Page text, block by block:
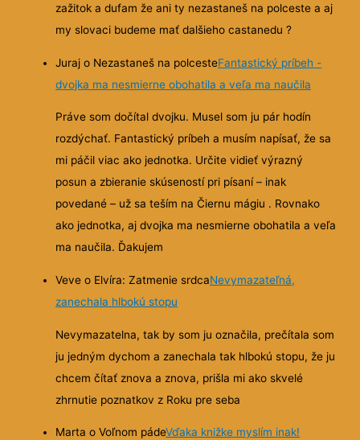
zažitok a dufam že ani ty nezastaneš na polceste a aj
my slovaci budeme mať dalšieho castanedu ?
Juraj o Nezastaneš na polcesteFantastický príbeh -
dvojka ma nesmierne obohatila a veľa ma naučila
Práve som dočítal dvojku. Musel som ju pár hodín
rozdýchať. Fantastický príbeh a musím napísať, že sa
mi páčil viac ako jednotka. Určite vidieť výrazný
posun a zbieranie skúseností pri písaní – inak
povedané – už sa teším na Čiernu mágiu . Rovnako
ako jednotka, aj dvojka ma nesmierne obohatila a veľa
ma naučila. Ďakujem
Veve o Elvíra: Zatmenie srdcaNevymazateľná,
zanechala hlbokú stopu
Nevymazatelna, tak by som ju označila, prečítala som
ju jedným dychom a zanechala tak hlbokú stopu, že ju
chcem čítať znova a znova, prišla mi ako skvelé
zhrnutie poznatkov z Roku pre seba
Marta o Voľnom pádeVďaka knižke myslím inak!